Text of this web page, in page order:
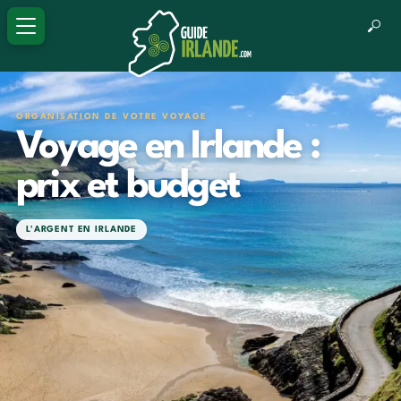
ORGANISATION DE VOTRE VOYAGE
Voyage en Irlande :
prix et budget
L'ARGENT EN IRLANDE